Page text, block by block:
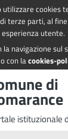
utilizzare cookies
terze parti, al
utente.
la navigazione sul
con lacookies-
di
istituzionale